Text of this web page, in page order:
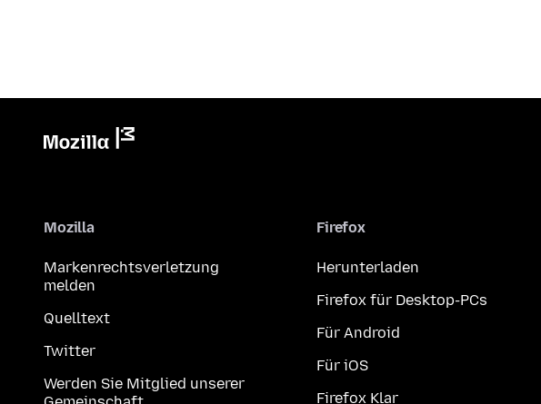
Mozilla
Markenrechtsverletzung
melden
Quelltext
Twitter
Werden Sie Mitglied unserer
Firefox
Herunterladen
Firefox für Desktop-PCs
Für Android
Für iOS
Firefox Klar